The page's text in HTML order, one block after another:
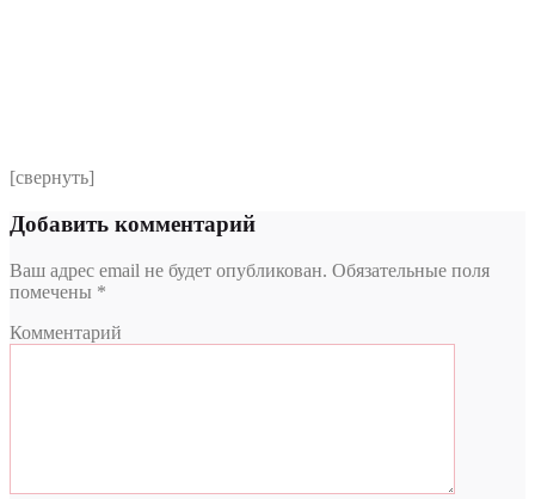
[свернуть]
Добавить комментарий
Ваш адрес email не будет опубликован. Обязательные поля
помечены *
Комментарий